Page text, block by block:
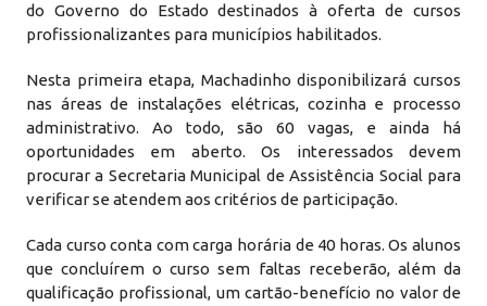
do Governo do Estado destinados à oferta de cursos
profissionalizantes para municípios habilitados.
Nesta primeira etapa, Machadinho disponibilizará cursos
nas áreas de instalações elétricas, cozinha e processo
administrativo. Ao todo, são 60 vagas, e ainda há
oportunidades em aberto. Os interessados devem
procurar a Secretaria Municipal de Assistência Social para
verificar se atendem aos critérios de participação.
Cada curso conta com carga horária de 40 horas. Os alunos
que concluírem o curso sem faltas receberão, além da
qualificação profissional, um cartão-benefício no valor de